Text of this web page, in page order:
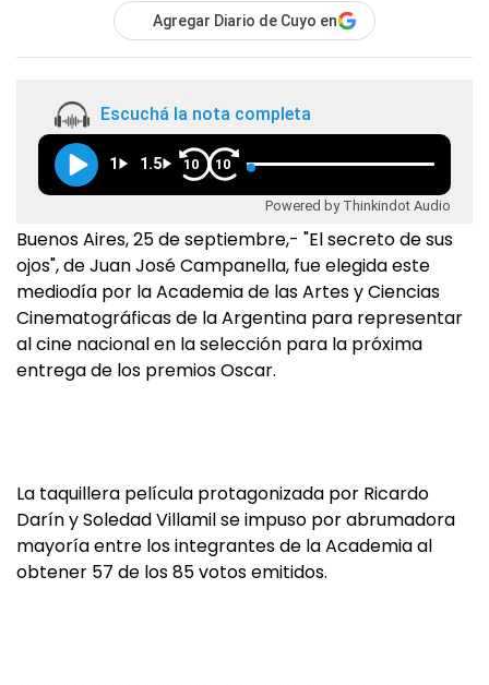
Agregar Diario de Cuyo en
Escuchá la nota completa
1 1.5 10 10
Powered by Thinkindot Audio
Buenos Aires, 25 de septiembre,- "El secreto de sus
ojos", de Juan José Campanella, fue elegida este
mediodía por la Academia de las Artes y Ciencias
Cinematográficas de la Argentina para representar
al cine nacional en la selección para la próxima
entrega de los premios Oscar.
La taquillera película protagonizada por Ricardo
Darín y Soledad Villamil se impuso por abrumadora
mayoría entre los integrantes de la Academia al
obtener 57 de los 85 votos emitidos.